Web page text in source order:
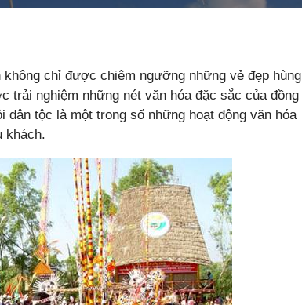
không chỉ được chiêm ngưỡng những vẻ đẹp hùng
trải nghiệm những nét văn hóa đặc sắc của đồng
dân tộc là một trong số những hoạt động văn hóa
khách.